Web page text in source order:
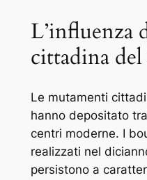
L’influenza
cittadina
Le mutamenti
hanno depositato
centri moderne. I
realizzati nel
persistono a